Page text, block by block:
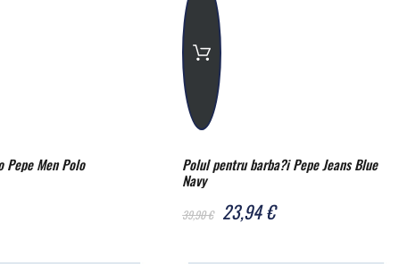
Pepe Men Polo
Polul pentru barba?i Pepe Jeans Blue
Navy
39,90 € 23,94 €